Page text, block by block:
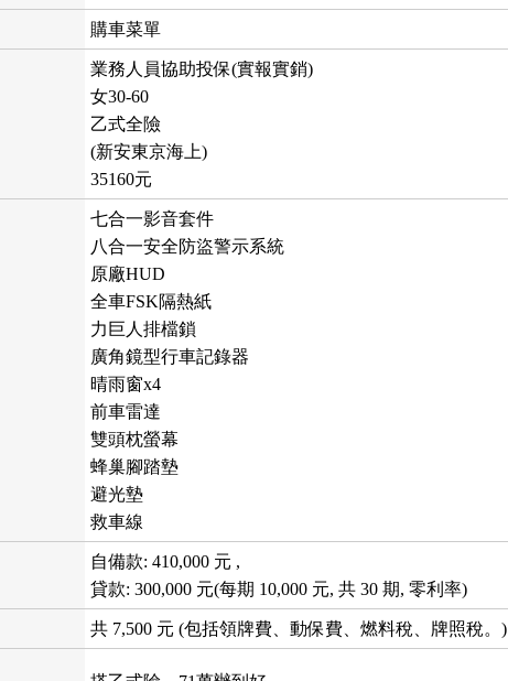
購車菜單
業務人員協助投保(實報實銷)
女30-60
乙式全險
(新安東京海上)
35160元
七合一影音套件
八合一安全防盜警示系統
原廠HUD
全車FSK隔熱紙
力巨人排檔鎖
廣角鏡型行車記錄器
晴雨窗x4
前車雷達
雙頭枕螢幕
蜂巢腳踏墊
避光墊
救車線
自備款: 410,000 元 ,
貸款: 300,000 元(每期 10,000 元, 共 30 期, 零利率)
共 7,500 元 (包括領牌費、動保費、燃料稅、牌照稅。)